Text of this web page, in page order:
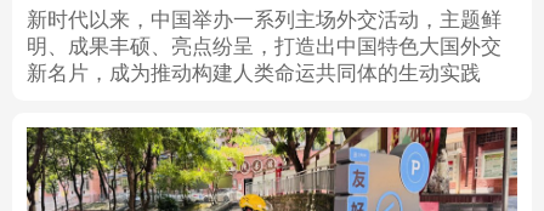
彩票 娱乐 时尚 悦读
文化产业
新时代以来，中国举办一系列主场外交活动，主题鲜
明、成果丰硕、亮点纷呈，打造出中国特色大国外交
新名片，成为推动构建人类命运共同体的生动实践